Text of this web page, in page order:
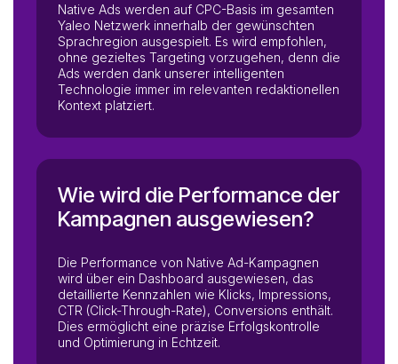
Native Ads werden auf CPC-Basis im gesamten
Yaleo Netzwerk innerhalb der gewünschten
Sprachregion ausgespielt. Es wird empfohlen,
ohne gezieltes Targeting vorzugehen, denn die
Ads werden dank unserer intelligenten
Technologie immer im relevanten redaktionellen
Kontext platziert.
Wie wird die Performance der
Kampagnen ausgewiesen?
Die Performance von Native Ad-Kampagnen
wird über ein Dashboard ausgewiesen, das
detaillierte Kennzahlen wie Klicks, Impressions,
CTR (Click-Through-Rate), Conversions enthält.
Dies ermöglicht eine präzise Erfolgskontrolle
und Optimierung in Echtzeit.